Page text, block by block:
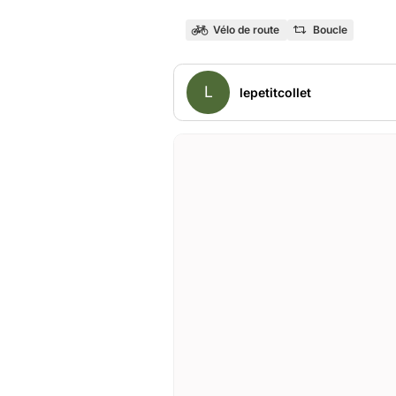
Vélo de route Boucle
L lepetitcollet